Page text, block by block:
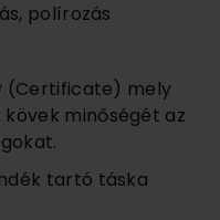
polírozás
(Certificate) mely
minőségét az
tartó táska